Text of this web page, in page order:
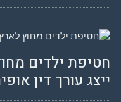
חטיפת ילדים
ייצג עורך דין